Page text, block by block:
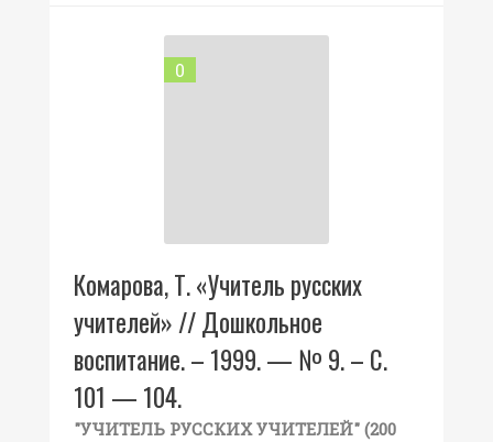
0
Комарова, Т. «Учитель русских
учителей» // Дошкольное
воспитание. – 1999. — № 9. – С.
101 — 104.
"УЧИТЕЛЬ РУССКИХ УЧИТЕЛЕЙ" (200